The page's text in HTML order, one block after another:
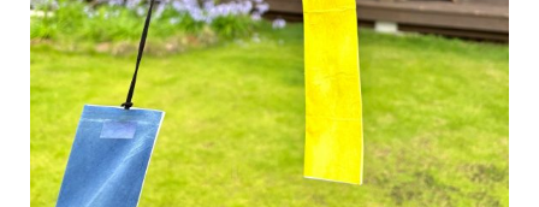
COUNTRY LOG
程々の家 BESS DOME IMAGO
BESS浜松
LOGWAYだより
BESSの家 全国のBESS 木の家ライフ 夏
シェア
2026年08月05日